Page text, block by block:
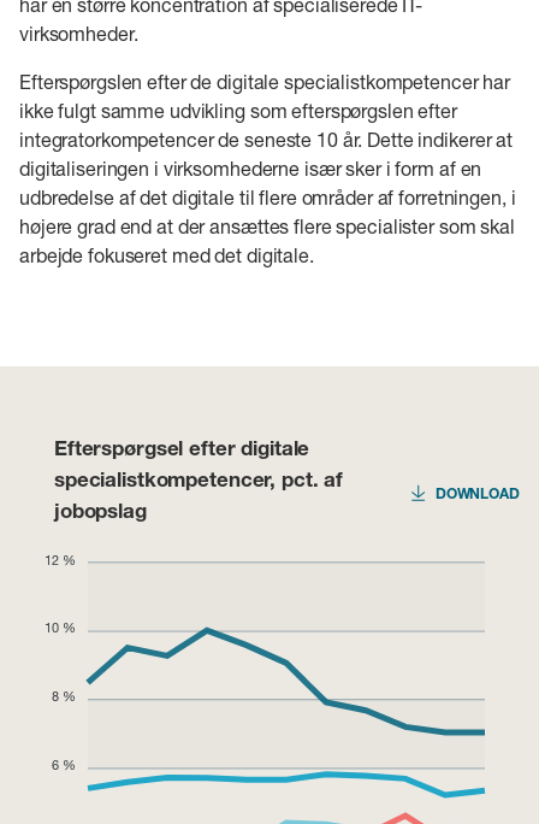
virksomheder.
Efterspørgslen efter de digitale specialistkompetencer har
ikke fulgt samme udvikling som efterspørgslen efter
integratorkompetencer de seneste 10 år. Dette indikerer at
digitaliseringen i virksomhederne især sker i form af en
udbredelse af det digitale til flere områder af forretningen, i
højere grad end at der ansættes flere specialister som skal
arbejde fokuseret med det digitale.
Efterspørgsel efter digitale
specialistkompetencer, pct. af
jobopslag
12 %
10 %
8 %
6 %
DOWNLOAD